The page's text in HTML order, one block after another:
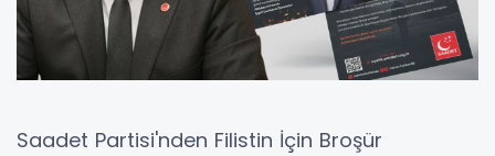
Saadet Partisi'nden Filistin İçin Broşür